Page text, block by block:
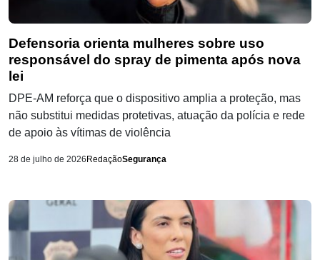
Defensoria orienta mulheres sobre uso
responsável do spray de pimenta após nova
lei
DPE-AM reforça que o dispositivo amplia a proteção, mas
não substitui medidas protetivas, atuação da polícia e rede
de apoio às vítimas de violência
28 de julho de 2026RedaçãoSegurança